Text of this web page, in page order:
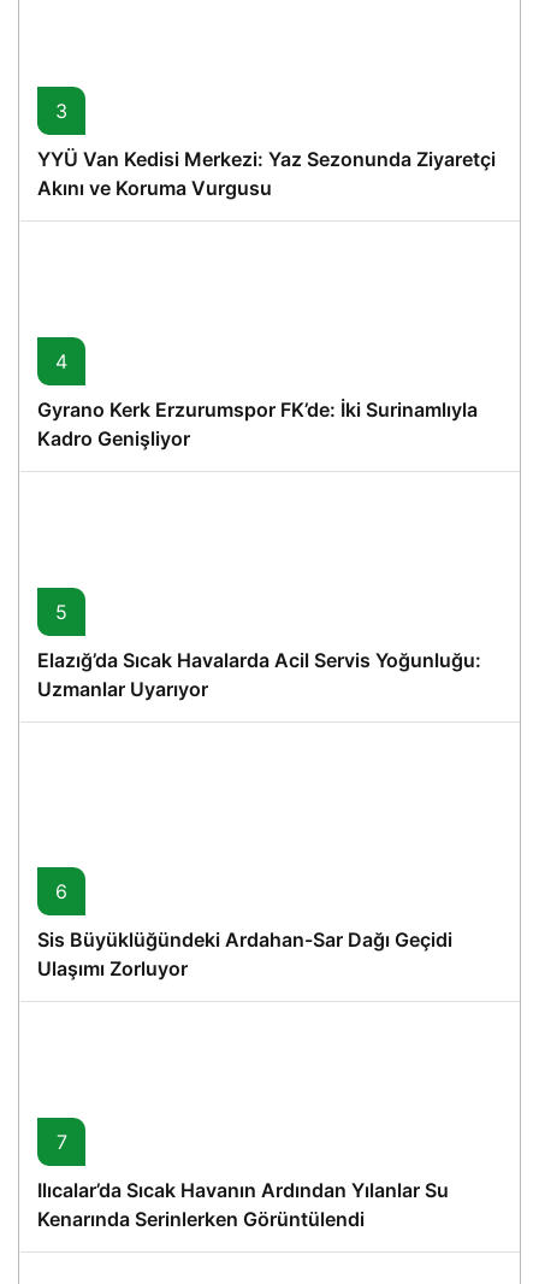
3
YYÜ Van Kedisi Merkezi: Yaz Sezonunda Ziyaretçi
Akını ve Koruma Vurgusu
4
Gyrano Kerk Erzurumspor FK’de: İki Surinamlıyla
Kadro Genişliyor
5
Elazığ’da Sıcak Havalarda Acil Servis Yoğunluğu:
Uzmanlar Uyarıyor
6
Sis Büyüklüğündeki Ardahan-Sar Dağı Geçidi
Ulaşımı Zorluyor
7
Ilıcalar’da Sıcak Havanın Ardından Yılanlar Su
Kenarında Serinlerken Görüntülendi